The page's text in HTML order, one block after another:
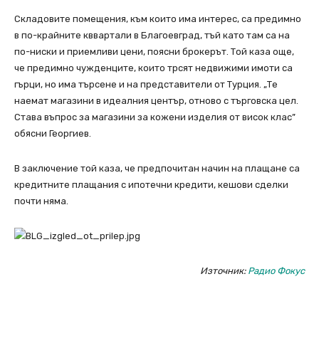
Складовите помещения, към които има интерес, са предимно
в по-крайните кввартали в Благоевград, тъй като там са на
по-ниски и приемливи цени, поясни брокерът. Той каза още,
че предимно чужденците, които трсят недвижими имоти са
гърци, но има търсене и на представители от Турция. „Те
наемат магазини в идеалния център, отново с търговска цел.
Става въпрос за магазини за кожени изделия от висок клас”
обясни Георгиев.
В заключение той каза, че предпочитан начин на плащане са
кредитните плащания с ипотечни кредити, кешови сделки
почти няма.
Източник: Радио Фокус